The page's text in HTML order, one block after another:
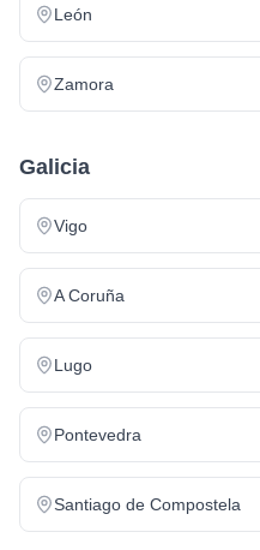
León
Zamora
Galicia
Vigo
A Coruña
Lugo
Pontevedra
Santiago de Compostela